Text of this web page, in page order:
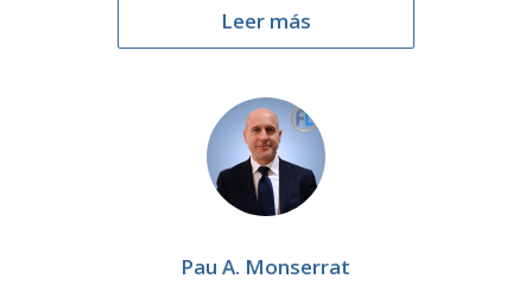
Leer más
Pau A. Monserrat